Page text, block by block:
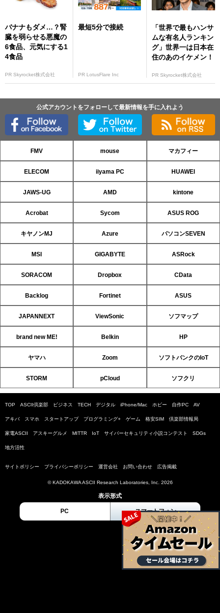
バナナもダメ…？腎
臓を弱らせる悪魔の
6食品、元気にする1
4食品
PR Skyrocket株式会社
最短5分で接続
PR LotusFlare Inc
「世界で最もハンサ
ムな有名人ランキン
グ」世界一は日本在
住のあのイケメン！
PR Skyrocket株式会社
公式アカウントをフォローして最新情報を手に入れよう
FMV mouse マカフィー
ELECOM iiyama PC HUAWEI
JAWS-UG AMD kintone
Acrobat Sycom ASUS ROG
キヤノンMJ Azure パソコンSEVEN
MSI GIGABYTE ASRock
SORACOM Dropbox CData
Backlog Fortinet ASUS
JAPANNEXT ViewSonic ソフマップ
brand new ME! Belkin HP
ヤマハ Zoom ソフトバンクのIoT
STORM pCloud ソフクリ
TOP ASCII倶楽部 ビジネス TECH デジタル iPhone/Mac ホビー 自作PC AV
アキバ スマホ スタートアップ プログラミング+ ゲーム 格安SIM 倶楽部情報局
家電ASCII アスキーグルメ MITTR IoT サイバーセキュリティ小説コンテスト SDGs
地方活性
サイトポリシー プライバシーポリシー 運営会社 お問い合わせ 広告掲載
© KADOKAWA ASCII Research Laboratories, Inc. 2026
表示形式
PC スマートフォン